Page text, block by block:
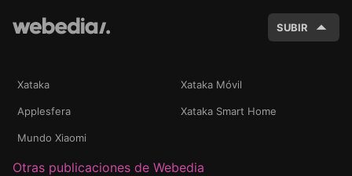
SUBIR
Xataka Xataka Móvil
Applesfera Xataka Smart Home
Mundo Xiaomi
Otras publicaciones de Webedia